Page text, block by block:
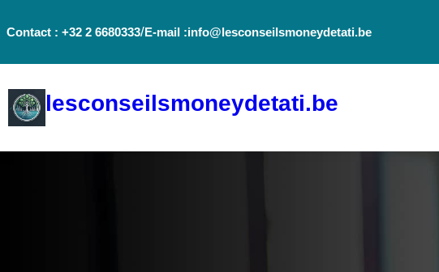
auContact : +32 2 6680333/E-mail :info@lesconseilsmoneydetati.be
lesconseilsmoneydetati.be